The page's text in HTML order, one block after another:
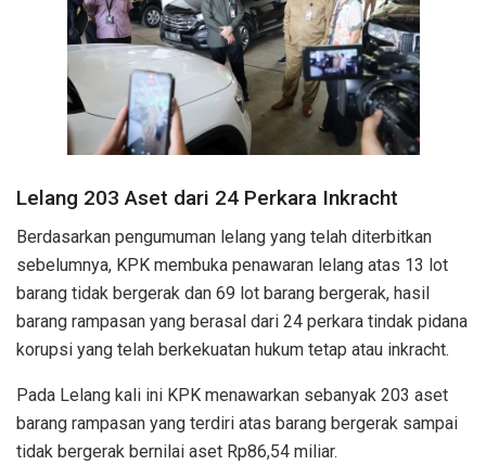
Lelang 203 Aset dari 24 Perkara Inkracht
Berdasarkan pengumuman lelang yang telah diterbitkan
sebelumnya, KPK membuka penawaran lelang atas 13 lot
barang tidak bergerak dan 69 lot barang bergerak, hasil
barang rampasan yang berasal dari 24 perkara tindak pidana
korupsi yang telah berkekuatan hukum tetap atau inkracht.
Pada Lelang kali ini KPK menawarkan sebanyak 203 aset
barang rampasan yang terdiri atas barang bergerak sampai
tidak bergerak bernilai aset Rp86,54 miliar.